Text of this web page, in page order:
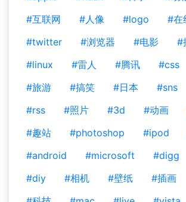
#互联网
#人像 #logo
#在
#twitter
#浏览器 #电影
#
#linux
#雷人 #腾讯 #css
#旅游
#搞笑 #日本 #sns
#rss
#照片 #3d #动画
#趣站
#photoshop #ipod
#android
#microsoft #digg
#diy
#相机 #壁纸 #插画